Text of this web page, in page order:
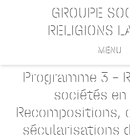
GROUPE
RELIGIONS
MENU
Programme 3 –
sociétés en
Recompositions,
sécularisations